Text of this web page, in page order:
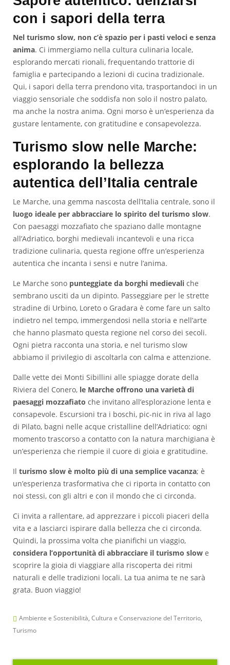
con i sapori della terra
Nel turismo slow, non c’è spazio per i pasti veloci e senza
anima. Ci immergiamo nella cultura culinaria locale,
esplorando mercati rionali, frequentando trattorie di
famiglia e partecipando a lezioni di cucina tradizionale.
Qui, i sapori della terra prendono vita, trasportandoci in un
viaggio sensoriale che soddisfa non solo il nostro palato,
ma anche la nostra anima. Ogni morso è un’esperienza da
gustare lentamente, con gratitudine e consapevolezza.
Turismo slow nelle Marche:
esplorando la bellezza
autentica dell’Italia centrale
Le Marche, una gemma nascosta dell’Italia centrale, sono il
luogo ideale per abbracciare lo spirito del turismo slow.
Con paesaggi mozzafiato che spaziano dalle montagne
all’Adriatico, borghi medievali incantevoli e una ricca
tradizione culinaria, questa regione offre un’esperienza
autentica che incanta i sensi e nutre l’anima.
Le Marche sono punteggiate da borghi medievali che
sembrano usciti da un dipinto. Passeggiare per le strette
stradine di Urbino, Loreto o Gradara è come fare un salto
indietro nel tempo, immergendosi nella storia e nell’arte
che hanno plasmato questa regione nel corso dei secoli.
Ogni pietra racconta una storia, e nel turismo slow
abbiamo il privilegio di ascoltarla con calma e attenzione.
Dalle vette dei Monti Sibillini alle spiagge dorate della
Riviera del Conero, le Marche offrono una varietà di
paesaggi mozzafiato che invitano all’esplorazione lenta e
consapevole. Escursioni tra i boschi, pic-nic in riva al lago
di Pilato, bagni nelle acque cristalline dell’Adriatico: ogni
momento trascorso a contatto con la natura marchigiana è
un’esperienza che riempie il cuore di gioia e gratitudine.
Il turismo slow è molto più di una semplice vacanza; è
un’esperienza trasformativa che ci riporta in contatto con
noi stessi, con gli altri e con il mondo che ci circonda.
Ci invita a rallentare, ad apprezzare i piccoli piaceri della
vita e a lasciarci ispirare dalla bellezza che ci circonda.
Quindi, la prossima volta che pianifichi un viaggio,
considera l’opportunità di abbracciare il turismo slow e
scoprire la gioia di viaggiare alla riscoperta dei ritmi
naturali e delle tradizioni locali. La tua anima te ne sarà
grata. Buon viaggio!
Ambiente e Sostenibilità, Cultura e Conservazione del Territorio,
Turismo